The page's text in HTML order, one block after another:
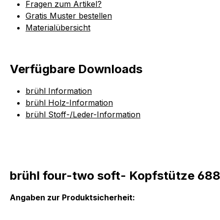
Fragen zum Artikel?
Gratis Muster bestellen
Materialübersicht
Verfügbare Downloads
brühl Information
brühl Holz-Information
brühl Stoff-/Leder-Information
brühl four-two soft- Kopfstütze
Angaben zur Produktsicherheit: